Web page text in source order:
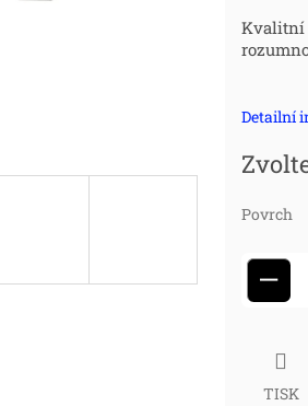
Kvalitní
Detailní
Povrch
−
TISK